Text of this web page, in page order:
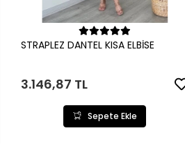
Sepete Ekle
STRAPLEZ DANTEL KISA ELBİSE
3.146,87 TL
Sepete Ekle